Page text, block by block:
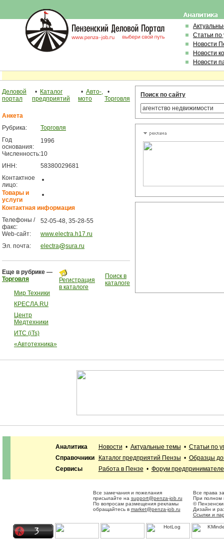
Статьи по
Новости
Новости
Новости
Деловой
портал
• Каталог
предприятий
• Авто-,
мото
•
Торговля
Анкета
Рубрика:
Торговля
Год
основания:
1996
Численность:10
ИНН:
58380029681
Контактное
лицо:
Товары и
услуги
Контактная информация
Телефоны /
факс:
52-05-48, 35-28-55
Web-сайт:
www.electra.h17.ru
Эл. почта:
electra sura.ru
Еще в рубрике —
Торговля
Мир Техники
КРЕСЛА.RU
Центр
Медтехники
ИТС (iTs)
«Автотехника»
Регистрация
в каталоге
Поиск в
каталоге
Поиск по сайту
Аналитика Новости • Актуальные темы • Статьи по
Справочники
Каталог предприятий Пензы • Образцы
Сервисы
Работа в Пензе • Форум
Все замечания и пожелания
присылайте на support@penza-job.ru
По вопросам размещения рекламы
обращайтесь в market@penza-job.ru
Все права
При полном
©
Дизайн и
Ссылки и